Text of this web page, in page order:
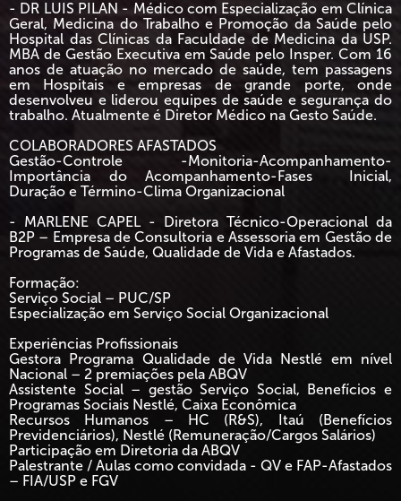
- DR LUIS PILAN - Médico com Especialização em Clínica
Geral, Medicina do Trabalho e Promoção da Saúde pelo
Hospital das Clínicas da Faculdade de Medicina da USP.
MBA de Gestão Executiva em Saúde pelo Insper. Com 16
anos de atuação no mercado de saúde, tem passagens
em Hospitais e empresas de grande porte, onde
desenvolveu e liderou equipes de saúde e segurança do
trabalho. Atualmente é Diretor Médico na Gesto Saúde.
COLABORADORES AFASTADOS
Gestão-Controle -Monitoria-Acompanhamento-
Importância do Acompanhamento-Fases Inicial,
Duração e Término-Clima Organizacional
- MARLENE CAPEL - Diretora Técnico-Operacional da
B2P – Empresa de Consultoria e Assessoria em Gestão de
Programas de Saúde, Qualidade de Vida e Afastados.
Formação:
Serviço Social – PUC/SP
Especialização em Serviço Social Organizacional
Experiências Profissionais
Gestora Programa Qualidade de Vida Nestlé em nível
Nacional – 2 premiações pela ABQV
Assistente Social – gestão Serviço Social, Benefícios e
Programas Sociais Nestlé, Caixa Econômica
Recursos Humanos – HC (R&S), Itaú (Benefícios
Previdenciários), Nestlé (Remuneração/Cargos Salários)
Participação em Diretoria da ABQV
Palestrante / Aulas como convidada - QV e FAP-Afastados
– FIA/USP e FGV